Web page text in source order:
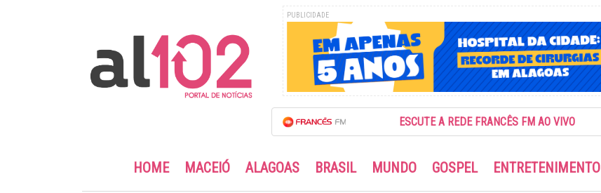
PUBLICIDADE
ESCUTE A REDE FRANCÊS FM AO VIVO
HOME MACEIÓ ALAGOAS BRASIL MUNDO GOSPEL ENTRETENIMENTO